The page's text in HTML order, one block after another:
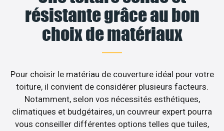
résistante grâce au bon
choix de matériaux
Pour choisir le matériau de couverture idéal pour votre
toiture, il convient de considérer plusieurs facteurs.
Notamment, selon vos nécessités esthétiques,
climatiques et budgétaires, un couvreur expert pourra
vous conseiller différentes options telles que tuiles,